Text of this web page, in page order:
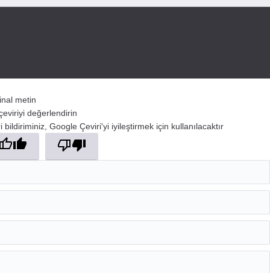
metin
değerlendirin
bildiriminiz, Google Çeviri'yi iyileştirmek için kullanılacaktır